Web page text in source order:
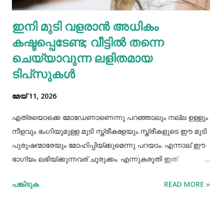
എല്ലാത്തരം തിനയും പോഷകസമൃദ്ധമാണെങ്കിലും, റാഗിക്ക്
ചില പ്രത്യേക ഗുണങ്ങളുണ്ട്. റാഗി ഗ്ലൂറ്റൻ രഹിതവും
പ്രോട്ടീനാൽ സമ്പുഷ്ടവുമാണ്. മറ്റ് തിനകളേക്കാൾ കൂടുതൽ
കാൽസ്യ...
ഇനി മുടി വളരാൻ അധികം
കഷ്ടപ്പെടേണ്ട; വീട്ടിൽ തന്നെ
ചെയ്യാവുന്ന ലളിതമായ
ടിപ്‌സുകൾ
മേയ് 11, 2026
എത്രയൊക്കെ മോഡേണാണെന്നു പറഞ്ഞാലും നല്ല ഉള്ളും
നീളവും ഭംഗിയുമുള്ള മുടി സ്ത്രീകളേയും സ്ത്രീകളുടെ ഈ മുടി
പുരുഷന്മാരേയും മോഹിപ്പിയ്ക്കുമെന്നു പറയാം. എന്നാല് ഈ
ഭാഗ്യം ലഭിയ്ക്കുന്നവര് ചുരുക്കം. എന്നുകരുതി ഇത്
സഹായിക്കുന്ന ചില വഴികളെക്കുറിച്ചറിയൂ,മുടി വളര്‍ച്ചയ്ക്ക്
പങ്കിടുക READ MORE »